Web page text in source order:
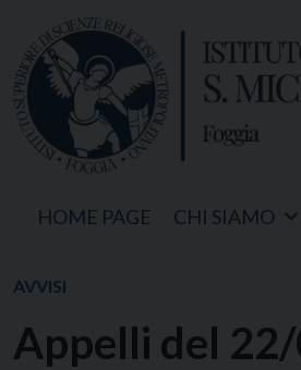
content
HOME PAGE CHI SIAMO
AVVISI
Appelli del